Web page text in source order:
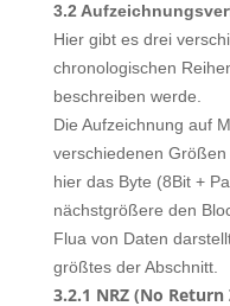
3.2
Hier gibt es drei
chronologischen
beschreiben werde.
Die Aufzeichnung auf
verschiedenen
hier das Byte (8Bit +
nächstgrößere den
Flua von Daten
größtes der Abschnitt.
3.2.1 NRZ (No Return